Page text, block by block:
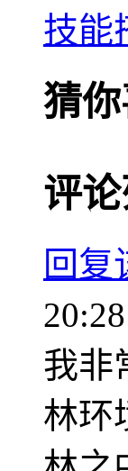
技能
猜
评
回复
我非
林环